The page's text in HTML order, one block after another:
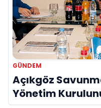
GÜNDEM
Açıkgöz
Yönetim